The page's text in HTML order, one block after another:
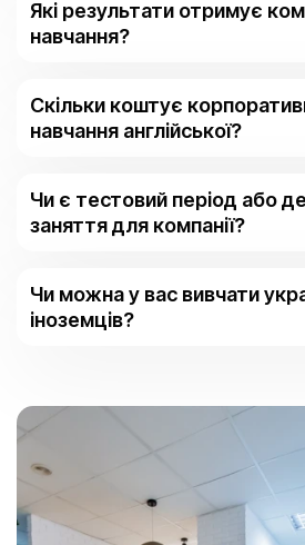
Які результати отримує
навчання?
Скільки коштує
навчання англійської?
Чи є тестовий період або
заняття для компанії?
Чи можна у вас вивчати
іноземців?